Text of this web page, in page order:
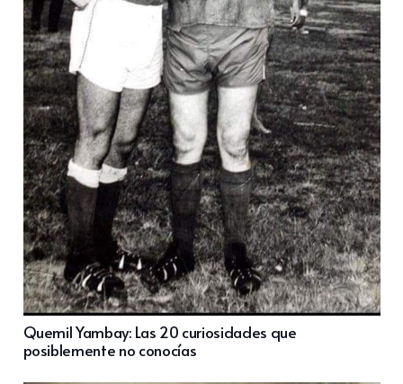
Quemil Yambay: Las 20 curiosidades que
posiblemente no conocías